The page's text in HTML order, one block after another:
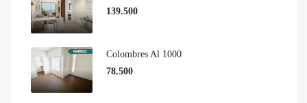
139.500
Colombres Al 1000
78.500